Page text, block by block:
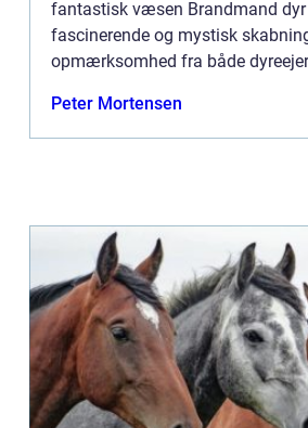
fantastisk væsen Brandmand dyr
fascinerende og mystisk
opmærksomhed fra både
gør dem til et spænden...
Peter Mortensen